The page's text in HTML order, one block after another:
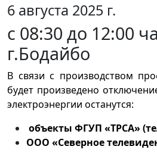
6 августа 2025 г.
с 08:30 до 12:00
г.Бодайбо
В связи с производством
будет произведено
электроэнергии останутся:
объекты ФГУП «ТРСА»
ООО «Северное